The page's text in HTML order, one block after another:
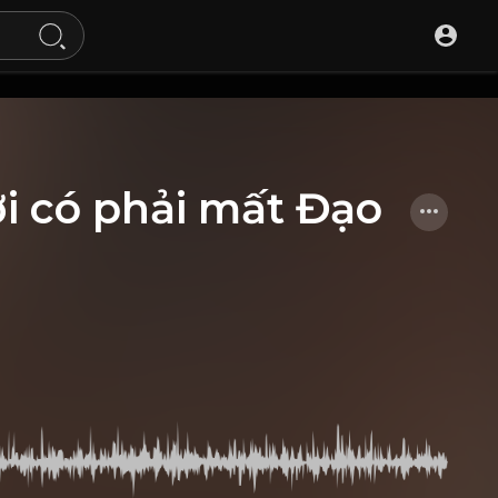
có phải mất Đạo